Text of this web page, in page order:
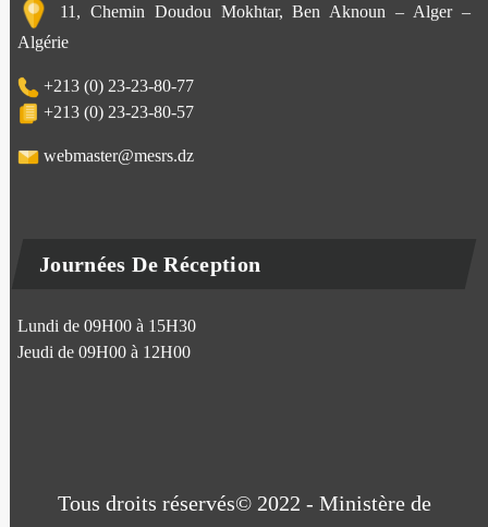
11, Chemin Doudou Mokhtar, Ben Aknoun – Alger –
Algérie
+213 (0) 23-23-80-77
+213 (0) 23-23-80-57
webmaster@mesrs.dz
Journées De Réception
Lundi de 09H00 à 15H30
Jeudi de 09H00 à 12H00
Tous droits réservés© 2022 - Ministère de